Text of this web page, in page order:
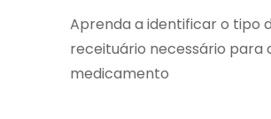
Aprenda a identificar o tipo
receituário necessário para
medicamento